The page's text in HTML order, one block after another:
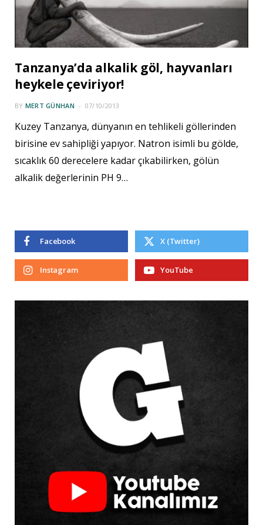
Tanzanya’da alkalik göl, hayvanları
heykele çeviriyor!
BY MERT GÜNHAN 07/10/2013
Kuzey Tanzanya, dünyanın en tehlikeli göllerinden
birisine ev sahipliği yapıyor. Natron isimli bu gölde,
sıcaklık 60 derecelere kadar çıkabilirken, gölün
alkalik değerlerinin PH 9…
Facebook X (Twitter)
Instagram YouTube